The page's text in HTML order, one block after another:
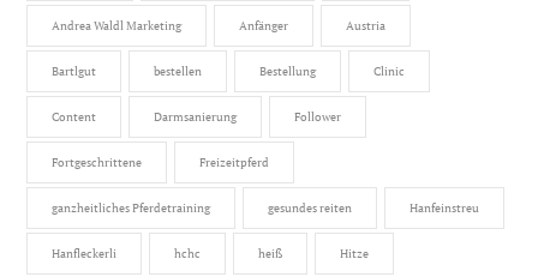
Andrea Waldl Marketing Anfänger Austria
Bartlgut bestellen Bestellung Clinic
Content Darmsanierung Follower
Fortgeschrittene Freizeitpferd
ganzheitliches Pferdetraining gesundes reiten Hanfeinstreu
Hanfleckerli hchc heiß Hitze